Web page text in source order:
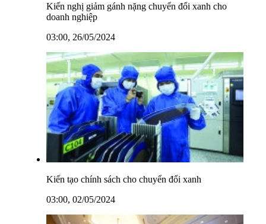
Kiến nghị giảm gánh nặng chuyển đổi xanh cho
doanh nghiệp
03:00, 26/05/2024
Kiến tạo chính sách cho chuyển đổi xanh
03:00, 02/05/2024